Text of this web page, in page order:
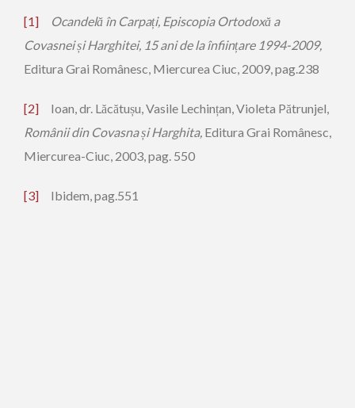
[1] Ocandelă în Carpați, Episcopia Ortodoxă a
Covasnei și Harghitei, 15 ani de la înființare 1994-2009,
Editura Grai Românesc, Miercurea Ciuc, 2009, pag.238
[2] Ioan, dr. Lăcătușu, Vasile Lechințan, Violeta Pătrunjel,
Românii din Covasna și Harghita, Editura Grai Românesc,
Miercurea-Ciuc, 2003, pag. 550
[3] Ibidem, pag.551